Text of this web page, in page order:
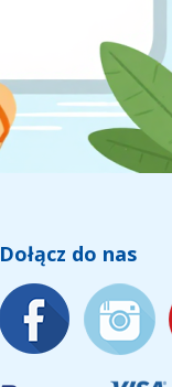
Dołącz do nas